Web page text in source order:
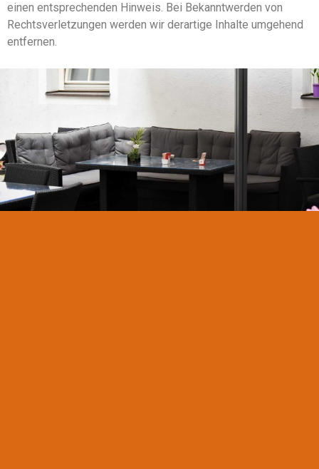
einen entsprechenden Hinweis. Bei Bekanntwerden von
Rechtsverletzungen werden wir derartige Inhalte umgehend
entfernen.